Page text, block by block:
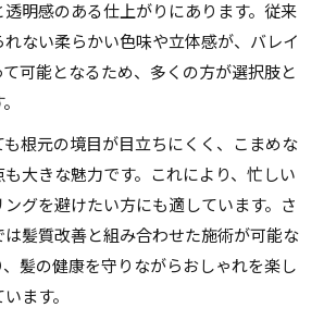
明感のある仕上がりにあります。従来
ない柔らかい色味や立体感が、バレイ
可能となるため、多くの方が選択肢と
も根元の境目が目立ちにくく、こまめな
大きな魅力です。これにより、忙しい
グを避けたい方にも適しています。さ
は髪質改善と組み合わせた施術が可能な
髪の健康を守りながらおしゃれを楽し
ます。